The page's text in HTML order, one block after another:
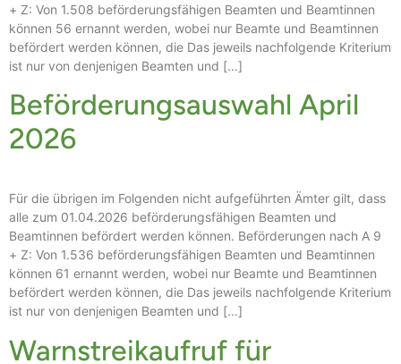
+ Z: Von 1.508 beförderungsfähigen Beamten und Beamtinnen
können 56 ernannt werden, wobei nur Beamte und Beamtinnen
befördert werden können, die Das jeweils nachfolgende Kriterium
ist nur von denjenigen Beamten und […]
Beförderungsauswahl April
2026
Für die übrigen im Folgenden nicht aufgeführten Ämter gilt, dass
alle zum 01.04.2026 beförderungsfähigen Beamten und
Beamtinnen befördert werden können. Beförderungen nach A 9
+ Z: Von 1.536 beförderungsfähigen Beamten und Beamtinnen
können 61 ernannt werden, wobei nur Beamte und Beamtinnen
befördert werden können, die Das jeweils nachfolgende Kriterium
ist nur von denjenigen Beamten und […]
Warnstreikaufruf für